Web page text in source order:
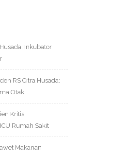
Inkubator
RS Citra Husada:
Otak
Kritis
Rumah Sakit
Makanan